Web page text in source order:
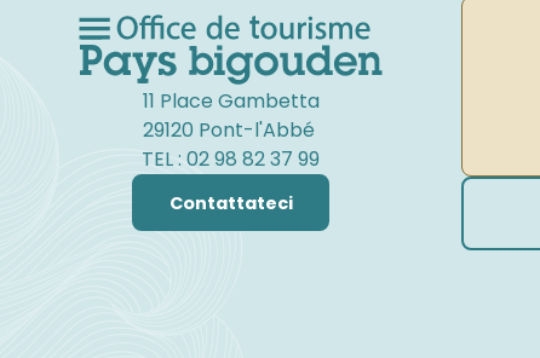
11 Place Gambetta
29120 Pont-l'Abbé
TEL : 02 98 82 37 99
Contattateci